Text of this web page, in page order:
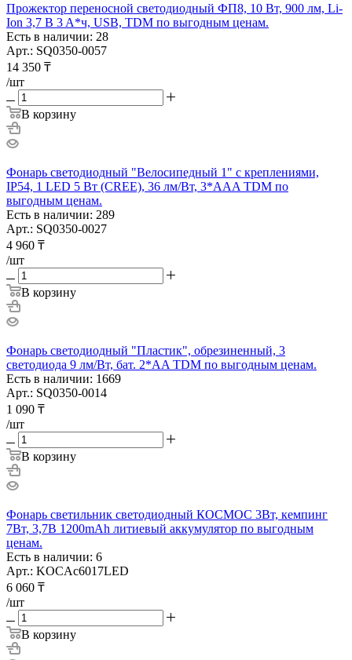
Прожектор переносной светодиодный ФП8, 10 Вт, 900 лм, Li-
Ion 3,7 B 3 A*ч, USB, TDM по выгодным ценам.
Есть в наличии: 28
Арт.: SQ0350-0057
14 350 ₸
/шт
В корзину
Фонарь светодиодный "Велосипедный 1" с креплениями,
IP54, 1 LED 5 Вт (CREE), 36 лм/Вт, 3*AAA TDM по
выгодным ценам.
Есть в наличии: 289
Арт.: SQ0350-0027
4 960 ₸
/шт
В корзину
Фонарь светодиодный "Пластик", обрезиненный, 3
светодиода 9 лм/Вт, бат. 2*AA TDM по выгодным ценам.
Есть в наличии: 1669
Арт.: SQ0350-0014
1 090 ₸
/шт
В корзину
Фонарь светильник светодиодный КОСМОС 3Вт, кемпинг
7Вт, 3,7В 1200mAh литиевый аккумулятор по выгодным
ценам.
Есть в наличии: 6
Арт.: KOCAc6017LED
6 060 ₸
/шт
В корзину